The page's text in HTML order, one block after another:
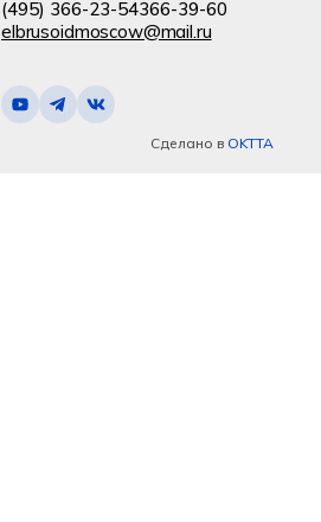
(495) 366-23-54366-39-60
elbrusoidmoscow@mail.ru
Сделано в OKTTA